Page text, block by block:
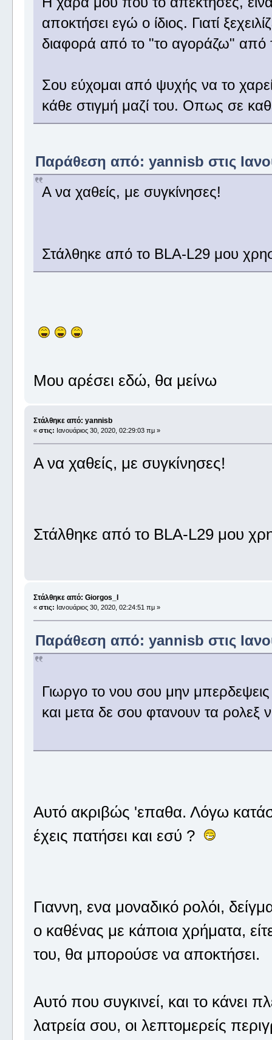
αποκτήσει εγώ ο ίδιος. Γιατί
διαφορά από το "το αγοράζω" από
Σου εύχομαι από ψυχής να το
κάθε στιγμή μαζί του. Οπως σε
Παράθεση από: yannisb στις
Α να χαθείς, με συγκίνησες!
Στάλθηκε από το BLA-L29 μου
Μου αρέσει εδώ, θα μείνω
Στάλθηκε από: yannisb
« στις: Ιανουάριος 30, 2020, 02:29:03 πμ »
Α να χαθείς, με συγκίνησες!
Στάλθηκε από το BLA-L29 μου
Στάλθηκε από: Giorgos_I
« στις: Ιανουάριος 30, 2020, 02:24:51 πμ »
Παράθεση από: yannisb στις
Γιωργο το νου σου μην
και μετα δε σου φτανουν τα ρολεξ
Αυτό ακριβώς 'επαθα. Λόγω
έχεις πατήσει και εσύ ?
Γιαννη, ενα μοναδικό ρολόι,
ο καθένας με κάποια χρήματα,
του, θα μπορούσε να αποκτήσει.
Αυτό που συγκινεί, και το κάνει
λατρεία σου, οι λεπτομερείς